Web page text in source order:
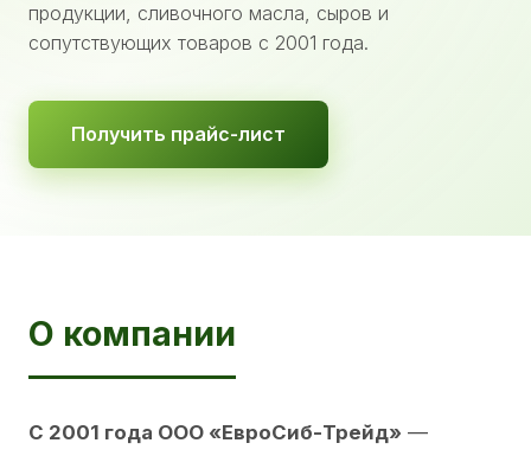
продукции, сливочного масла, сыров и
сопутствующих товаров с 2001 года.
Получить прайс-лист
О компании
С 2001 года ООО «ЕвроСиб-Трейд» —